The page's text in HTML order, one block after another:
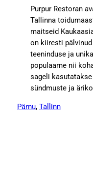
Purpur Restoran
Tallinna
maitseid
on kiiresti
teeninduse ja
populaarne nii
sageli
sündmuste ja
Pärnu, Tallinn